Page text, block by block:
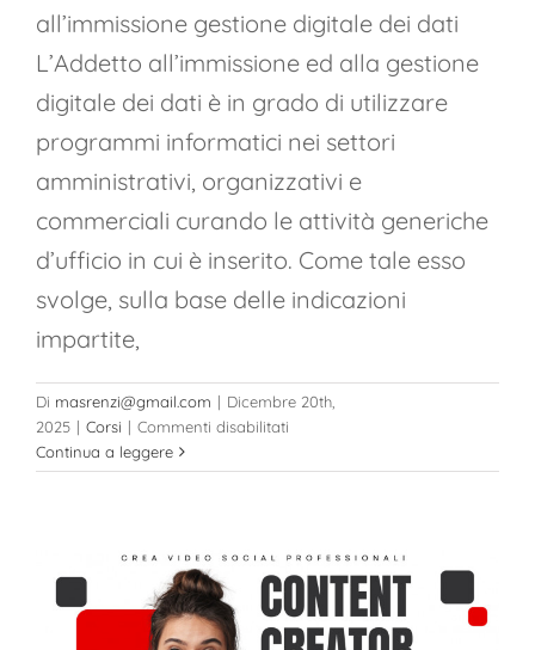
all’immissione gestione digitale dei dati
L’Addetto all’immissione ed alla gestione
digitale dei dati è in grado di utilizzare
programmi informatici nei settori
amministrativi, organizzativi e
commerciali curando le attività generiche
d’ufficio in cui è inserito. Come tale esso
svolge, sulla base delle indicazioni
impartite,
Di masrenzi@gmail.com | Dicembre 20th,
2025 | Corsi | Commenti disabilitati
all’immissione
Gestione
Digitale
Dati
Continua a leggere